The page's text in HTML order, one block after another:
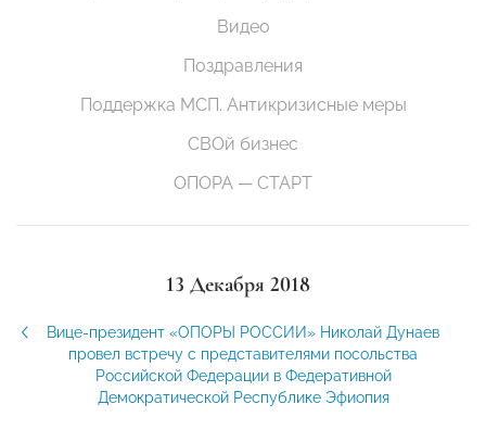
Видео
Поздравления
Поддержка МСП. Антикризисные меры
СВОй бизнес
ОПОРА — СТАРТ
13 Декабря 2018
Вице-президент «ОПОРЫ РОССИИ» Николай Дунаев
провел встречу с представителями посольства
Российской Федерации в Федеративной
Демократической Республике Эфиопия